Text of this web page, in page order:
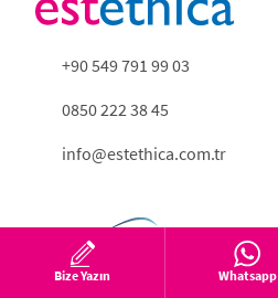
+90 549 791 99 03
0850 222 38 45
info@estethica.com.tr
Bize Yazın Whatsapp